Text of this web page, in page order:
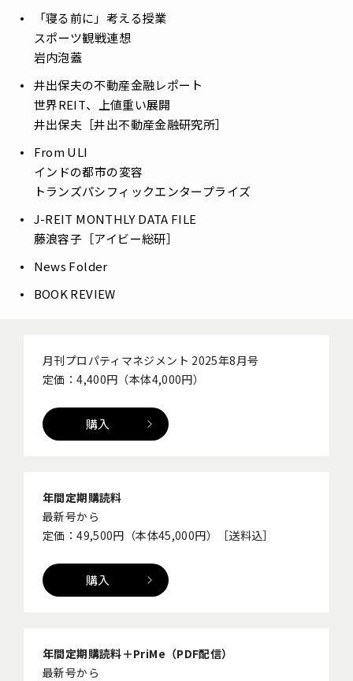
「寝る前に」考える授業
――スポーツ観戦連想
岩内泡蓋
井出保夫の不動産金融レポート
――世界REIT、上値重い展開
井出保夫［井出不動産金融研究所］
From ULI
――インドの都市の変容
トランズパシフィックエンタープライズ
J-REIT MONTHLY DATA FILE
藤浪容子［アイビー総研］
News Folder
BOOK REVIEW
月刊プロパティマネジメント 2025年8月号
定価：4,400円（本体4,000円）
購入
年間定期購読料
最新号から
定価：49,500円（本体45,000円）［送料込］
購入
年間定期購読料＋PriMe（PDF配信）
最新号から